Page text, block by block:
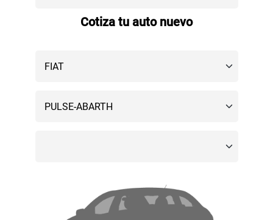
Cotiza tu auto nuevo